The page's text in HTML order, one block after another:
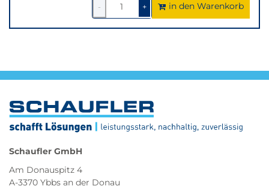
-
1
verringern
+1um
1
erhöhen
in den Warenkorb
Schaufler GmbH
Am Donauspitz 4
A-3370 Ybbs an der Donau